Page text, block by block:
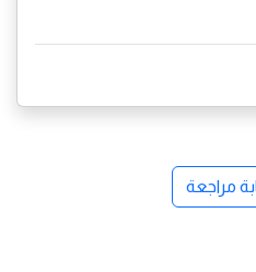
مراجعة